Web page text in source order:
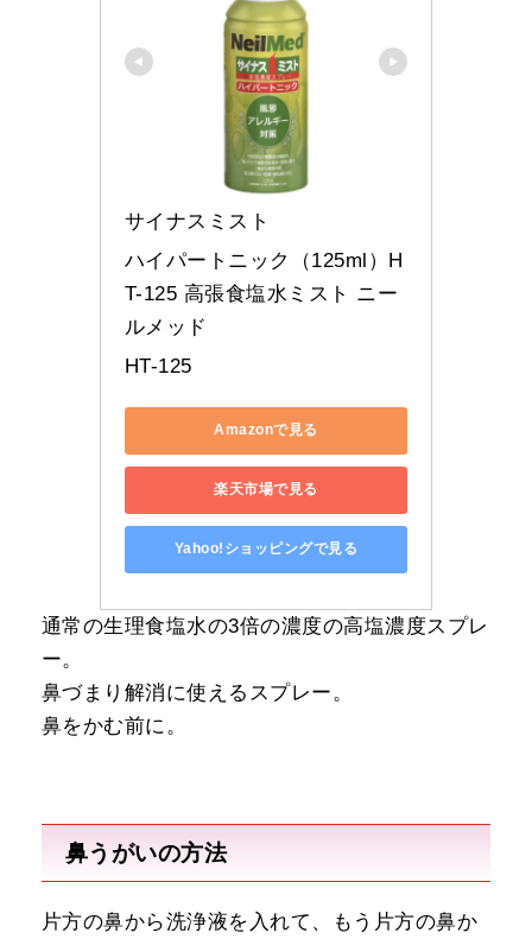
サイナスミスト
ハイパートニック（125ml）H
T-125 高張食塩水ミスト ニー
ルメッド
HT-125
Amazonで見る
楽天市場で見る
Yahoo!ショッピングで見る
通常の生理食塩水の3倍の濃度の高塩濃度スプレ
ー。
鼻づまり解消に使えるスプレー。
鼻をかむ前に。
鼻うがいの方法
片方の鼻から洗浄液を入れて、もう片方の鼻か